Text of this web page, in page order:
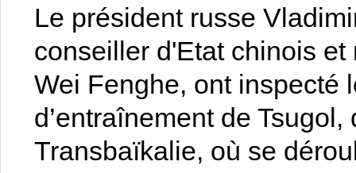
Le président russe
conseiller d'Etat chinois
Wei Fenghe, ont inspecté
d’entraînement de
Transbaïkalie, où se